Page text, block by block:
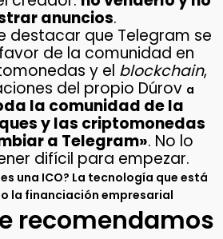
anuncios.
destacar que Telegram se
de la comunidad en
y el blockchain,
del propio Dúrov a
la comunidad de la
y las criptomonedas
a Telegram». No lo
difícil para empezar.
es una ICO? La tecnología que está
la financiación empresarial
recomendamos